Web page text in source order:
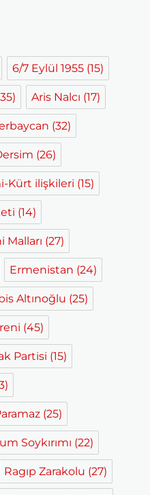
6/7 Eylül 1955 (15)
Aris Nalcı (17)
(32)
(26)
Kürt ilişkileri (15)
(14)
Malları (27)
Ermenistan (24)
Altınoğlu (25)
(45)
Partisi (15)
(25)
Soykırımı (22)
Ragıp Zarakolu (27)